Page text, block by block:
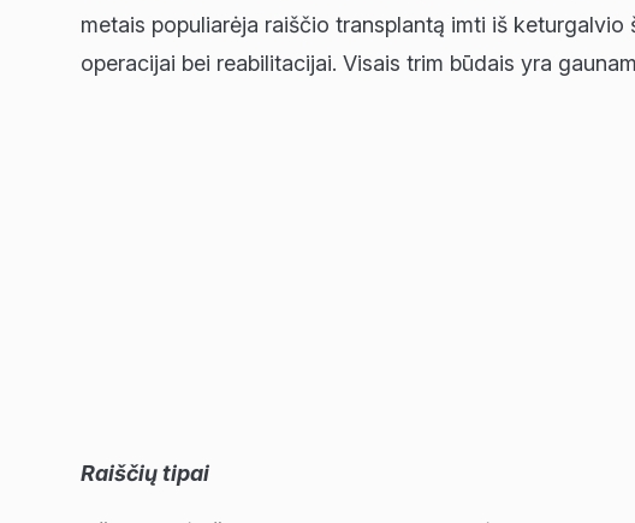
metais populiarėja raiščio transplantą imti iš
operacijai bei reabilitacijai. Visais trim būdais yra
Raiščių tipai